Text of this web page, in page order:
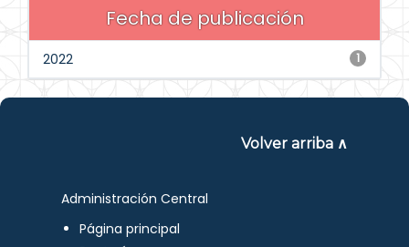
Fecha de publicación
1
2022
Volver arriba ∧
Administración Central
Página principal